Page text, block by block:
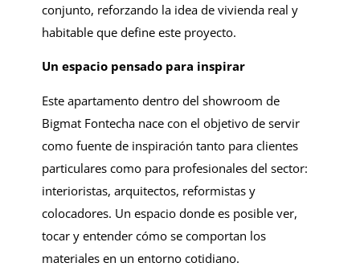
conjunto, reforzando la idea de vivienda real y
habitable que define este proyecto.
Un espacio pensado para inspirar
Este apartamento dentro del showroom de
Bigmat Fontecha nace con el objetivo de servir
como fuente de inspiración tanto para clientes
particulares como para profesionales del sector:
interioristas, arquitectos, reformistas y
colocadores. Un espacio donde es posible ver,
tocar y entender cómo se comportan los
materiales en un entorno cotidiano.